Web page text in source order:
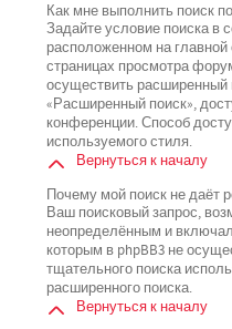
Как мне выполнить поиск
Задайте условие поиска в
расположенном на
страницах просмотра
осуществить
«Расширенный поиск»,
конференции. Способ
используемого стиля.
Вернуться к началу
Почему мой поиск не даёт
Ваш поисковый запрос,
неопределённым и
которым в phpBB3 не
тщательного поиска
расширенного поиска.
Вернуться к началу